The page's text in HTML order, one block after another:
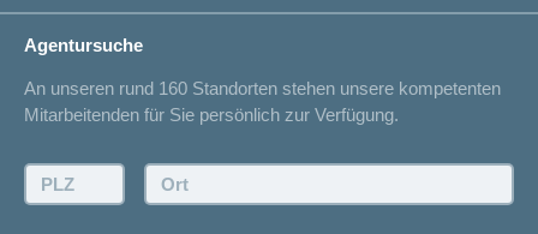
Lebenssituation
Sparen bei der Versicherung
concordiaMed
Spitalliste
Unfallmeldung
Offertanfrage
Rückruf anfordern
Agentursuche
An unseren rund 160 Standorten stehen unsere kompetenten
Mitarbeitenden für Sie persönlich zur Verfügung.
PLZ: Ort: